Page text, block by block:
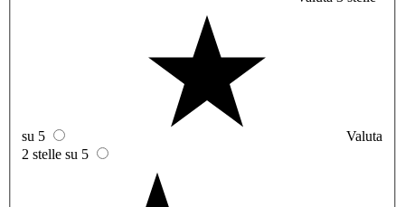
su 5
Valuta
2 stelle su 5